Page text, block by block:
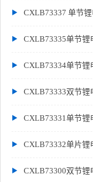
CXLB73337 单节
CXLB73335单节锂
CXLB73334单节锂
CXLB73333双节锂
CXLB73331单节锂
CXLB73332单片锂
CXLB73300双节锂